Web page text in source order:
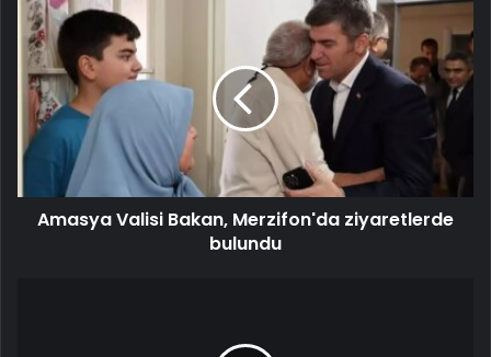
Amasya Valisi Bakan, Merzifon'da ziyaretlerde
bulundu